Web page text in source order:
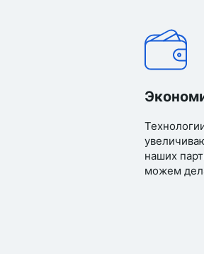
наших
можем